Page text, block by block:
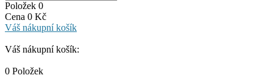
Položek 0
Cena 0 Kč
Váš nákupní košík
Váš nákupní košík:
0 Položek